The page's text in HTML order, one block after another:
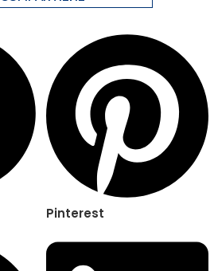
Pinterest